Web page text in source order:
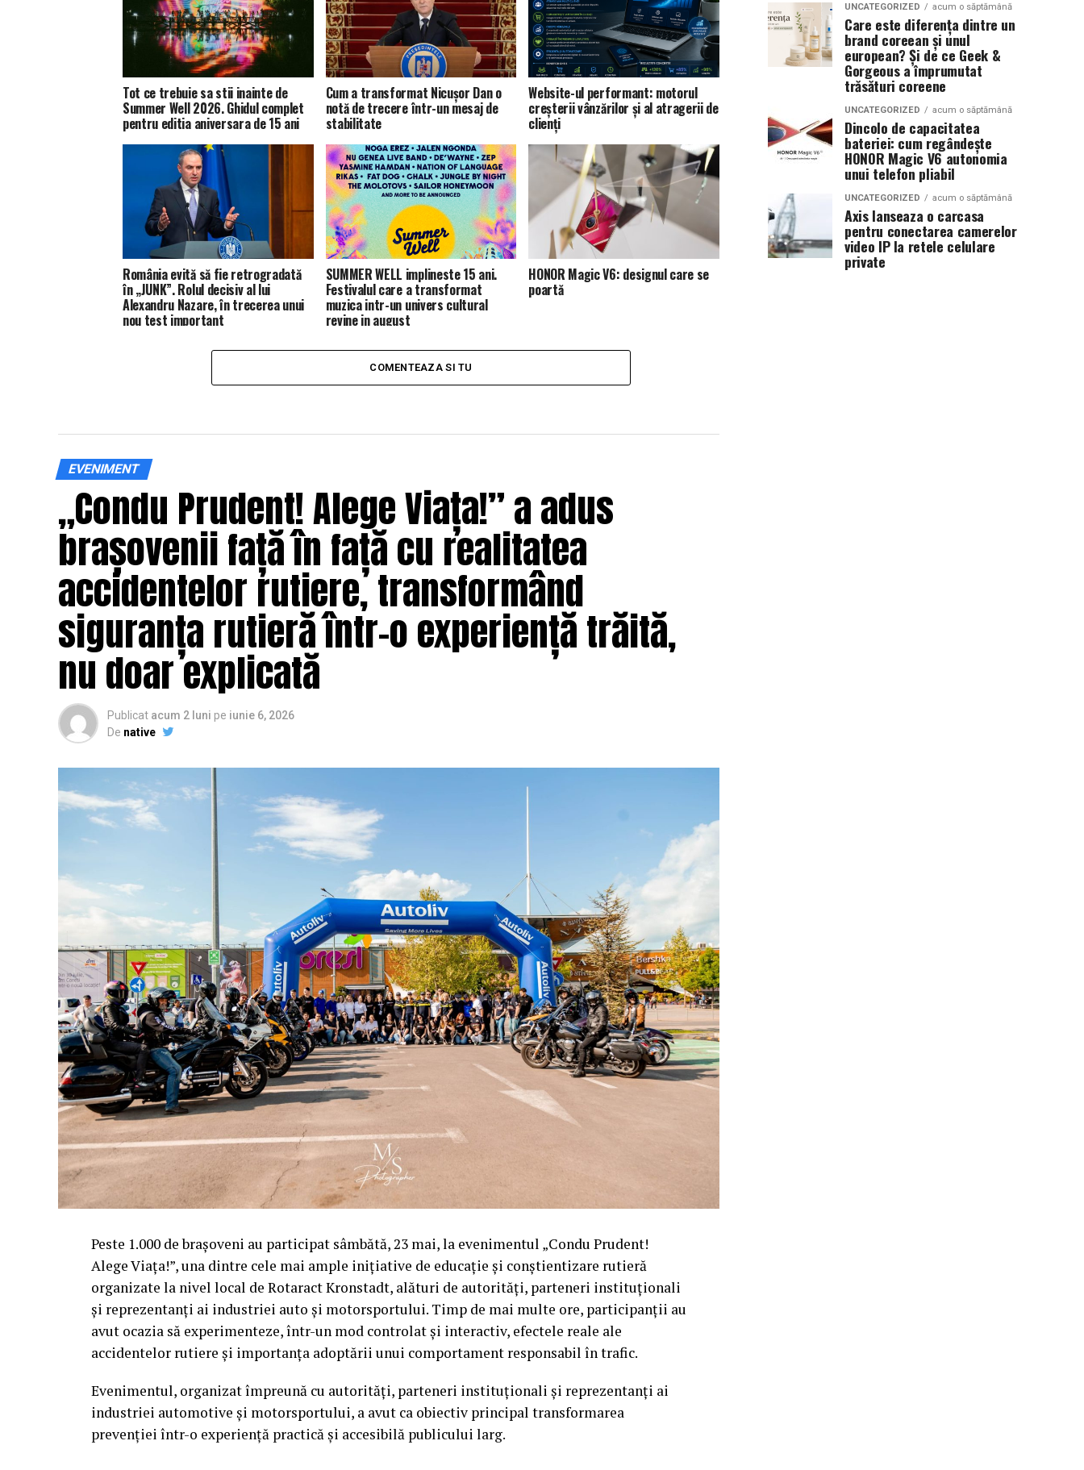
Tot ce trebuie sa stii inainte de
Summer Well 2026. Ghidul complet
pentru editia aniversara de 15 ani
Cum a transformat Nicușor Dan o
notă de trecere într-un mesaj de
stabilitate
Website-ul performant: motorul
creșterii vânzărilor și al atragerii de
clienți
România evită să fie retrogradată
în „JUNK”. Rolul decisiv al lui
Alexandru Nazare, în trecerea unui
nou test important
SUMMER WELL implineste 15 ani.
Festivalul care a transformat
muzica intr-un univers cultural
revine in august
HONOR Magic V6: designul care se
poartă
COMENTEAZA SI TU
EVENIMENT
„Condu Prudent! Alege Viața!” a adus
brașovenii față în față cu realitatea
accidentelor rutiere, transformând
siguranța rutieră într-o experiență trăită,
nu doar explicată
Publicat acum 2 luni pe iunie 6, 2026
De native
Peste 1.000 de brașoveni au participat sâmbătă, 23 mai, la evenimentul „Condu Prudent!
Alege Viața!”, una dintre cele mai ample inițiative de educație și conștientizare rutieră
organizate la nivel local de Rotaract Kronstadt, alături de autorități, parteneri instituționali
și reprezentanți ai industriei auto și motorsportului. Timp de mai multe ore, participanții au
avut ocazia să experimenteze, într-un mod controlat și interactiv, efectele reale ale
accidentelor rutiere și importanța adoptării unui comportament responsabil în trafic.
Evenimentul, organizat împreună cu autorități, parteneri instituționali și reprezentanți ai
industriei automotive și motorsportului, a avut ca obiectiv principal transformarea
prevenției într-o experiență practică și accesibilă publicului larg.
UNCATEGORIZED acum o săptămână
Care este diferența dintre un
brand coreean și unul
european? Și de ce Geek &
Gorgeous a împrumutat
trăsături coreene
UNCATEGORIZED acum o săptămână
Dincolo de capacitatea
bateriei: cum regândește
HONOR Magic V6 autonomia
unui telefon pliabil
UNCATEGORIZED acum o săptămână
Axis lanseaza o carcasa
pentru conectarea camerelor
video IP la retele celulare
private